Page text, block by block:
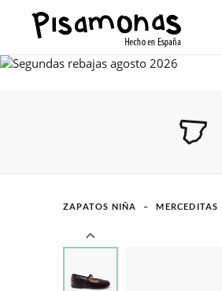
ZAPATOS NIÑA MERCEDITAS